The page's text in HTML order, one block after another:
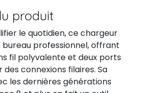
produit
le quotidien, ce chargeur
professionnel, offrant
fil polyvalente et deux ports
des connexions filaires. Sa
les dernières générations